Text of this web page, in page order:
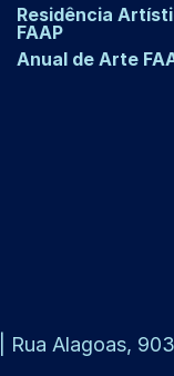
Residência
FAAP
Anual de Arte
Rua Alagoas,